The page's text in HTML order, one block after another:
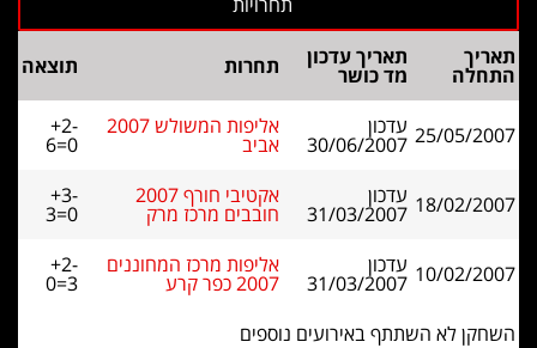
תאריך
התחלה
תאריך עדכון
מד כושר תחרות תוצאה
25/05/2007 עדכון
30/06/2007
אליפות המשולש 2007
אביב
+2-
6=0
18/02/2007 עדכון
31/03/2007
אקטיבי חורף 2007
חובבים מרכז מרק
+3-
3=0
10/02/2007 עדכון
31/03/2007
אליפות מרכז המחוננים
2007 כפר קרע
+2-
0=3
השחקן לא השתתף באירועים נוספים